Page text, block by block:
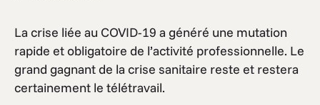
La crise liée au COVID-19 a généré une mutation
rapide et obligatoire de l’activité professionnelle. Le
grand gagnant de la crise sanitaire reste et restera
certainement le télétravail.